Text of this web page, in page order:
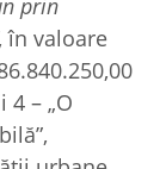
în valoare
– „O